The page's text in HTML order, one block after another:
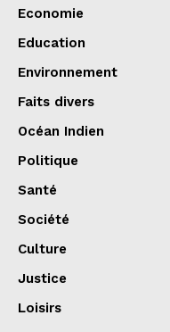
Economie
Education
Environnement
Faits divers
Océan Indien
Politique
Santé
Société
Culture
Justice
Loisirs